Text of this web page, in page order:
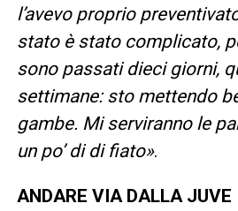
l’avevo proprio
stato è stato complicato,
sono passati dieci giorni,
settimane: sto mettendo
gambe. Mi serviranno le
un po’ di di fiato».
ANDARE VIA DALLA JUVE